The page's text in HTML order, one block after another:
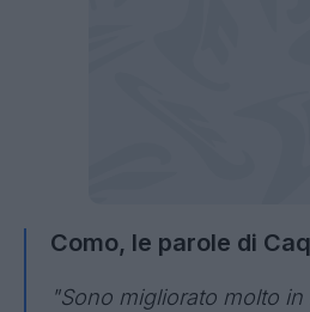
Como, le parole di
"Sono migliorato molto